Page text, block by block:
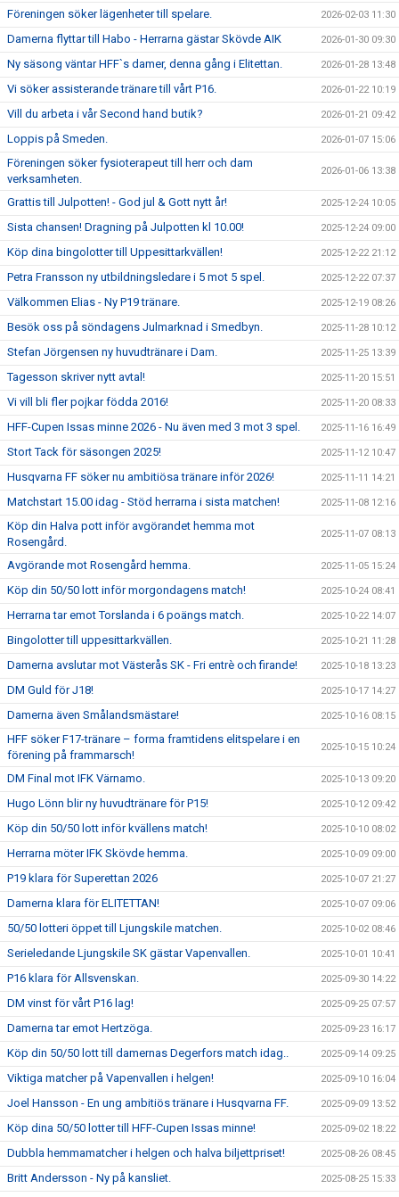
Föreningen söker lägenheter till spelare. 2026-02-03 11:30
Damerna flyttar till Habo - Herrarna gästar Skövde AIK 2026-01-30 09:30
Ny säsong väntar HFF`s damer, denna gång i Elitettan. 2026-01-28 13:48
Vi söker assisterande tränare till vårt P16. 2026-01-22 10:19
Vill du arbeta i vår Second hand butik? 2026-01-21 09:42
Loppis på Smeden. 2026-01-07 15:06
Föreningen söker fysioterapeut till herr och dam
verksamheten.
2026-01-06 13:38
Grattis till Julpotten! - God jul & Gott nytt år! 2025-12-24 10:05
Sista chansen! Dragning på Julpotten kl 10.00! 2025-12-24 09:00
Köp dina bingolotter till Uppesittarkvällen! 2025-12-22 21:12
Petra Fransson ny utbildningsledare i 5 mot 5 spel. 2025-12-22 07:37
Välkommen Elias - Ny P19 tränare. 2025-12-19 08:26
Besök oss på söndagens Julmarknad i Smedbyn. 2025-11-28 10:12
Stefan Jörgensen ny huvudtränare i Dam. 2025-11-25 13:39
Tagesson skriver nytt avtal! 2025-11-20 15:51
Vi vill bli fler pojkar födda 2016! 2025-11-20 08:33
HFF-Cupen Issas minne 2026 - Nu även med 3 mot 3 spel. 2025-11-16 16:49
Stort Tack för säsongen 2025! 2025-11-12 10:47
Husqvarna FF söker nu ambitiösa tränare inför 2026! 2025-11-11 14:21
Matchstart 15.00 idag - Stöd herrarna i sista matchen! 2025-11-08 12:16
Köp din Halva pott inför avgörandet hemma mot
Rosengård.
2025-11-07 08:13
Avgörande mot Rosengård hemma. 2025-11-05 15:24
Köp din 50/50 lott inför morgondagens match! 2025-10-24 08:41
Herrarna tar emot Torslanda i 6 poängs match. 2025-10-22 14:07
Bingolotter till uppesittarkvällen. 2025-10-21 11:28
Damerna avslutar mot Västerås SK - Fri entrè och firande! 2025-10-18 13:23
DM Guld för J18! 2025-10-17 14:27
Damerna även Smålandsmästare! 2025-10-16 08:15
HFF söker F17-tränare – forma framtidens elitspelare i en
förening på frammarsch!
2025-10-15 10:24
DM Final mot IFK Värnamo. 2025-10-13 09:20
Hugo Lönn blir ny huvudtränare för P15! 2025-10-12 09:42
Köp din 50/50 lott inför kvällens match! 2025-10-10 08:02
Herrarna möter IFK Skövde hemma. 2025-10-09 09:00
P19 klara för Superettan 2026 2025-10-07 21:27
Damerna klara för ELITETTAN! 2025-10-07 09:06
50/50 lotteri öppet till Ljungskile matchen. 2025-10-02 08:46
Serieledande Ljungskile SK gästar Vapenvallen. 2025-10-01 10:41
P16 klara för Allsvenskan. 2025-09-30 14:22
DM vinst för vårt P16 lag! 2025-09-25 07:57
Damerna tar emot Hertzöga. 2025-09-23 16:17
Köp din 50/50 lott till damernas Degerfors match idag.. 2025-09-14 09:25
Viktiga matcher på Vapenvallen i helgen! 2025-09-10 16:04
Joel Hansson - En ung ambitiös tränare i Husqvarna FF. 2025-09-09 13:52
Köp dina 50/50 lotter till HFF-Cupen Issas minne! 2025-09-02 18:22
Dubbla hemmamatcher i helgen och halva biljettpriset! 2025-08-26 08:45
Britt Andersson - Ny på kansliet. 2025-08-25 15:33